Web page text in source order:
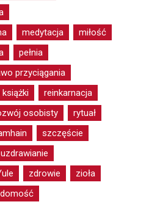
medytacja
miłość
pełnia
przyciągania
reinkarnacja
osobisty
rytuał
szczęście
uzdrawianie
zdrowie
zioła